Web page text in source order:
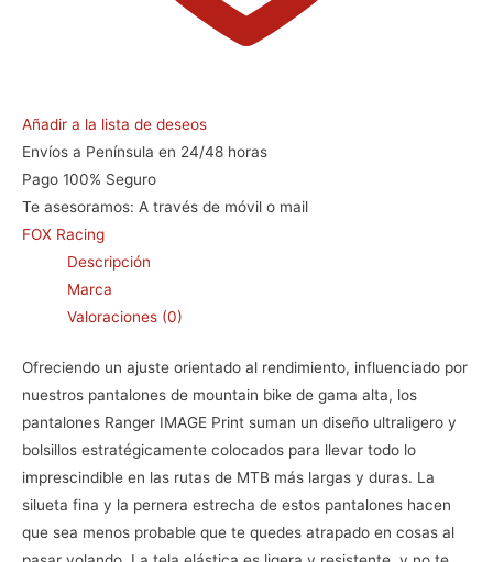
Añadir a la lista de deseos
Envíos a Península en 24/48 horas
Pago 100% Seguro
Te asesoramos: A través de móvil o mail
FOX Racing
Descripción
Marca
Valoraciones (0)
Ofreciendo un ajuste orientado al rendimiento, influenciado por
nuestros pantalones de mountain bike de gama alta, los
pantalones Ranger IMAGE Print suman un diseño ultraligero y
bolsillos estratégicamente colocados para llevar todo lo
imprescindible en las rutas de MTB más largas y duras. La
silueta fina y la pernera estrecha de estos pantalones hacen
que sea menos probable que te quedes atrapado en cosas al